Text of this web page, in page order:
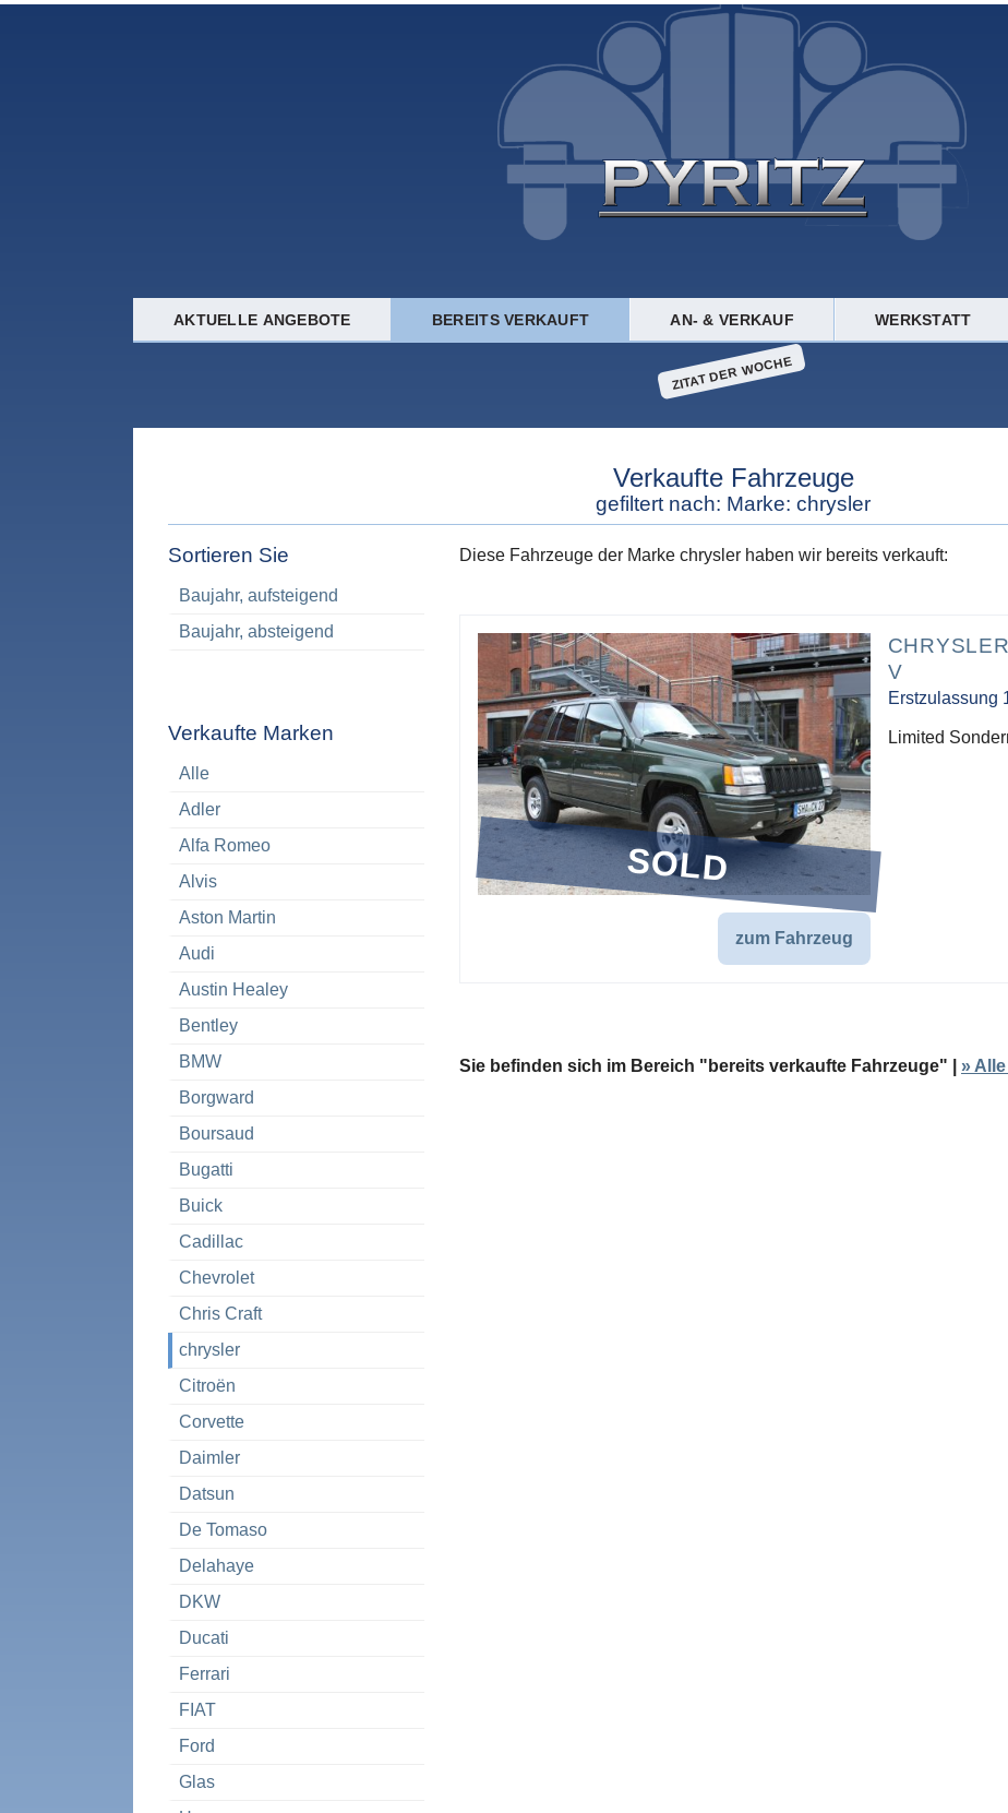
AKTUELLE ANGEBOTE BEREITS VERKAUFT AN- & VERKAUF WERKSTATT
ZITAT DER WOCHE
Verkaufte Fahrzeuge
gefiltert nach: Marke: chrysler
Sortieren Sie
Baujahr, aufsteigend
Baujahr, absteigend
Verkaufte Marken
Alle
Adler
Alfa Romeo
Alvis
Aston Martin
Audi
Austin Healey
Bentley
BMW
Borgward
Boursaud
Bugatti
Buick
Cadillac
Chevrolet
Chris Craft
chrysler
Citroën
Corvette
Daimler
Datsun
De Tomaso
Delahaye
DKW
Ducati
Ferrari
FIAT
Ford
Glas
Diese Fahrzeuge der Marke chrysler haben wir bereits verkauft:
V
Erstzulassung
SOLD
Limited
zum Fahrzeug
Sie befinden sich im Bereich "bereits verkaufte Fahrzeuge" | »